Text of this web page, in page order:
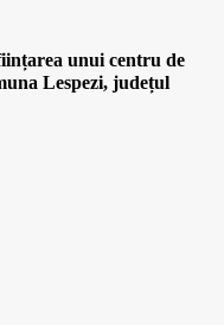
unui centru de
Lespezi, județul